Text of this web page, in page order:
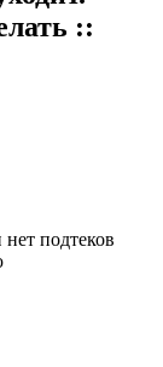
::
подтеков